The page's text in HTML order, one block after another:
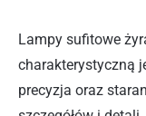
Lampy sufitowe
charakterystyczną
precyzja oraz